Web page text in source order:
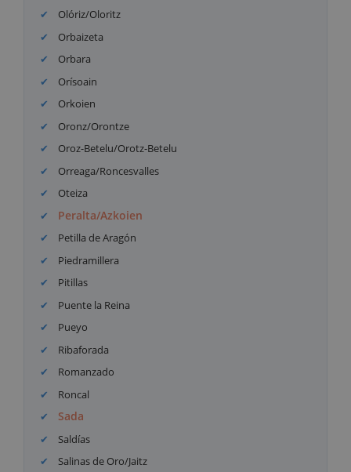
Olóriz/Oloritz
Orbaizeta
Orbara
Orísoain
Orkoien
Oronz/Orontze
Oroz-Betelu/Orotz-Betelu
Orreaga/Roncesvalles
Oteiza
Peralta/Azkoien
Petilla de Aragón
Piedramillera
Pitillas
Puente la Reina
Pueyo
Ribaforada
Romanzado
Roncal
Sada
Saldías
Salinas de Oro/Jaitz